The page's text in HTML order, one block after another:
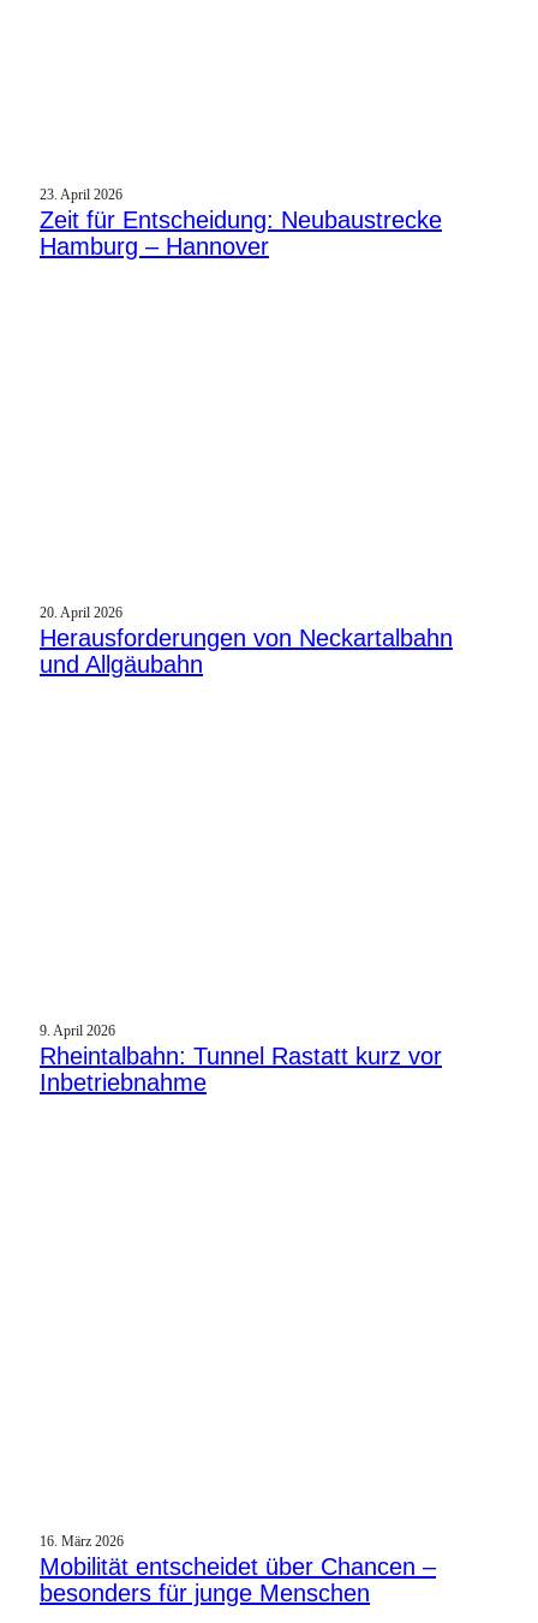
23. April 2026
Zeit für Entscheidung: Neubaustrecke
Hamburg – Hannover
20. April 2026
Herausforderungen von Neckartalbahn
und Allgäubahn
9. April 2026
Rheintalbahn: Tunnel Rastatt kurz vor
Inbetriebnahme
16. März 2026
Mobilität entscheidet über Chancen –
besonders für junge Menschen